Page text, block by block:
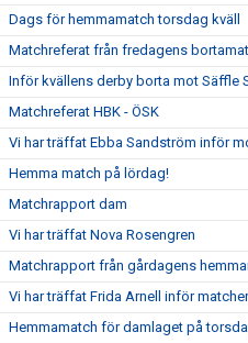
Dags för hemmamatch torsdag kväll
Matchreferat från fredagens
Inför kvällens derby borta mot Säffle
Matchreferat HBK - ÖSK
Vi har träffat Ebba Sandström inför
Hemma match på lördag!
Matchrapport dam
Vi har träffat Nova Rosengren
Matchrapport från gårdagens
Vi har träffat Frida Arnell inför
Hemmamatch för damlaget på